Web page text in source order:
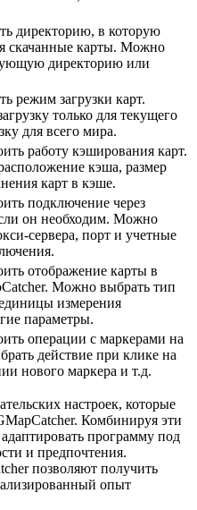
директорию, в которую
скачанные карты. Можно
директорию или
режим загрузки карт.
только для текущего
для всего мира.
работу кэширования карт.
кэша, размер
карт в кэше.
подключение через
он необходим. Можно
сервера, порт и учетные
отображение карты в
Можно выбрать тип
измерения
параметры.
операции с маркерами на
действие при клике на
нового маркера и т.д.
настроек, которые
Комбинируя эти
программу под
и предпочтения.
позволяют получить
опыт